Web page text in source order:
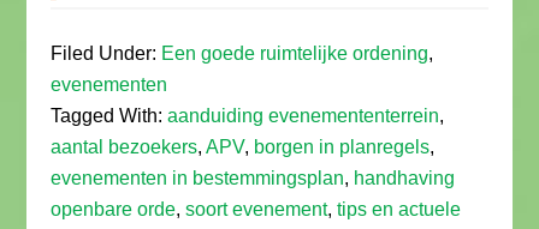
Filed Under: Een goede ruimtelijke ordening,
evenementen
Tagged With:aanduiding evenemententerrein,
aantal bezoekers,APV, borgen in planregels,
evenementen in bestemmingsplan, handhaving
openbare orde,soort evenement,tips en actuele